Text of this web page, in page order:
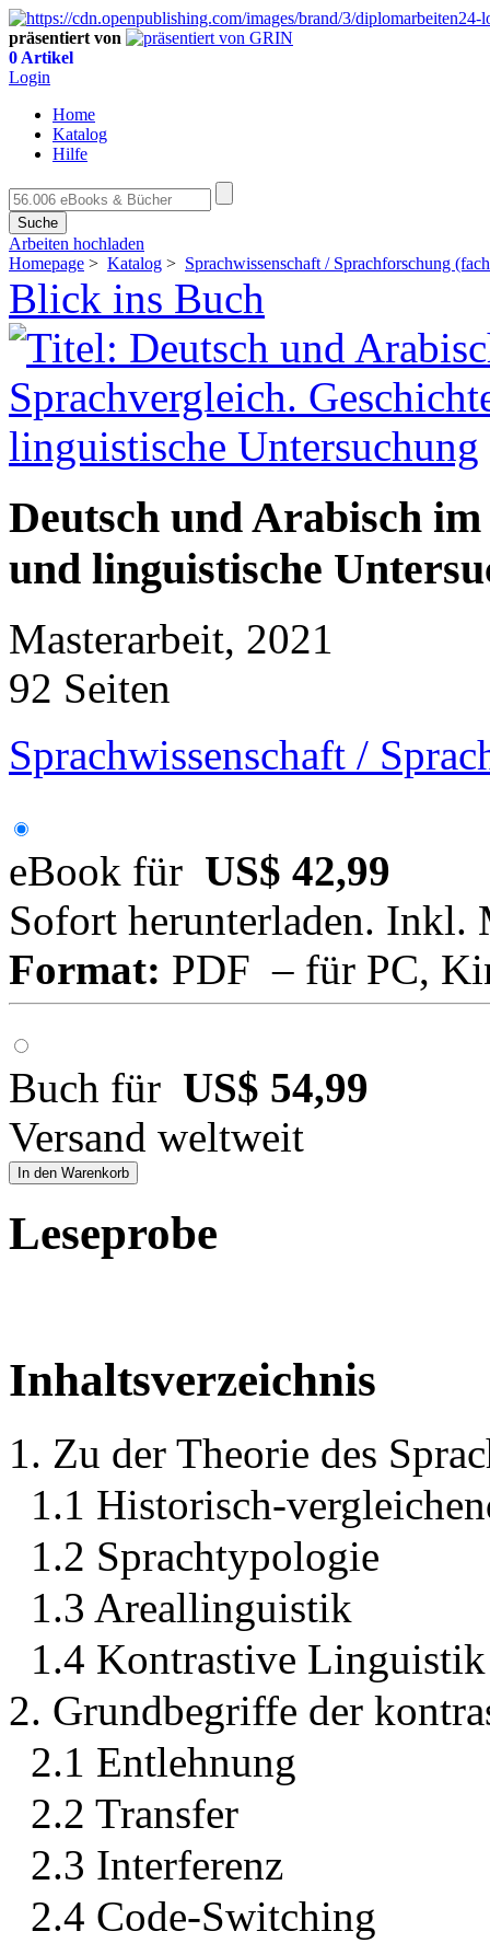
präsentiert von
0 Artikel
Login
Home
Katalog
Hilfe
Suche
Arbeiten hochladen
Homepage > Katalog > Sprachwissenschaft / Sprachforschung
Blick ins Buch
Deutsch und Arabisch
und linguistische
Masterarbeit, 2021
92 Seiten
Sprachwissenschaft /
eBook für US$ 42,99
Sofort herunterladen. Inkl.
Format: PDF – für PC,
Buch für US$ 54,99
Versand weltweit
In den Warenkorb
Leseprobe
Inhaltsverzeichnis
1. Zu der Theorie des
1.1 Historisch-
1.2 Sprachtypologie
1.3 Areallinguistik
1.4 Kontrastive Linguistik
2. Grundbegriffe der
2.1 Entlehnung
2.2 Transfer
2.3 Interferenz
2.4 Code-Switching